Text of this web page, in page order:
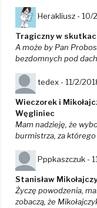
Herakliusz - 10/
Tragiczny w
A może by Pan
bezdomnych pod
tedex - 11/2/
Wieczorek i
Węgliniec
Mam nadzieję, że
burmistrza, za którego
Pppkaszczuk -
Stanisław
Życzę powodzenia,
zobaczą, że